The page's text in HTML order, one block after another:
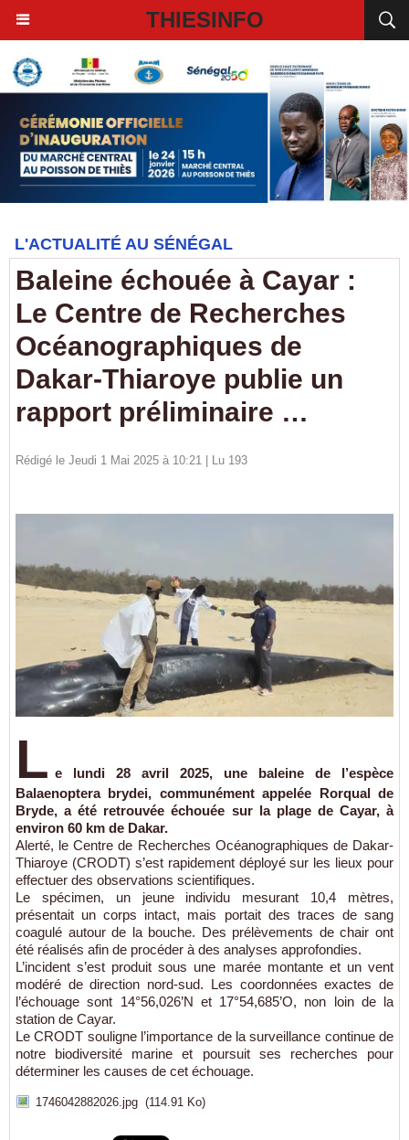
THIESINFO
L'ACTUALITÉ AU SÉNÉGAL
Baleine échouée à Cayar :
Le Centre de Recherches
Océanographiques de
Dakar-Thiaroye publie un
rapport préliminaire …
Rédigé le Jeudi 1 Mai 2025 à 10:21 | Lu 193
L e lundi 28 avril 2025, une baleine de l’espèce
Balaenoptera brydei, communément appelée Rorqual de
Bryde, a été retrouvée échouée sur la plage de Cayar, à
environ 60 km de Dakar.
Alerté, le Centre de Recherches Océanographiques de Dakar-
Thiaroye (CRODT) s’est rapidement déployé sur les lieux pour
effectuer des observations scientifiques.
Le spécimen, un jeune individu mesurant 10,4 mètres,
présentait un corps intact, mais portait des traces de sang
coagulé autour de la bouche. Des prélèvements de chair ont
été réalisés afin de procéder à des analyses approfondies.
L’incident s’est produit sous une marée montante et un vent
modéré de direction nord-sud. Les coordonnées exactes de
l’échouage sont 14°56,026’N et 17°54,685’O, non loin de la
station de Cayar.
Le CRODT souligne l’importance de la surveillance continue de
notre biodiversité marine et poursuit ses recherches pour
déterminer les causes de cet échouage.
1746042882026.jpg (114.91 Ko)